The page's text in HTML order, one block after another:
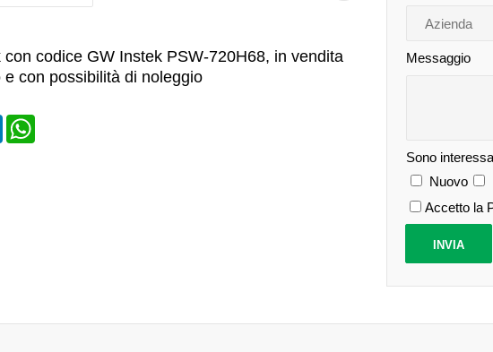
codice GW Instek PSW-720H68, in vendita
con possibilità di noleggio
LinkedIn
Messaggio
Sono
Nuovo
Accetto la